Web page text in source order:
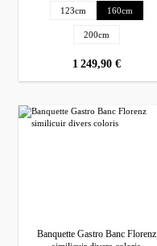
Sélectionnez
Longue123cm 160cm
200cm
prix régulier :
1 249,90 €
Banquette Gastro Banc Florenz